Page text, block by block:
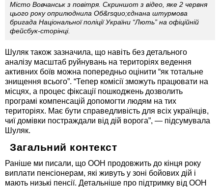
Місто Вовчанськ з повітря. Скриншот з відео, яке 2 червня
цього року оприлюднила Об&rsquo;єднана штурмова
бригада Національної поліції України “Лють” на офіційній
фейсбук-сторінці.
Шуляк також зазначила, що навіть без детального
аналізу масштаб руйнувань на територіях ведення
активних боїв можна попередньо оцінити “як тотальне
знищення всього”. “Тепер комісії зможуть працювати на
місцях, а процес фіксації пошкоджень дозволить
програмі компенсацій допомогти людям на тих
територіях. Має бути справедливість для всіх українців,
чиї домівки постраждали від дій ворога”, — підсумувала
Шуляк.
Загальний контекст
Раніше ми писали, що ООН продовжить до кінця року
виплати пенсіонерам, які живуть у зоні бойових дій і
мають низькі пенсії. Детальніше про підтримку від ООН